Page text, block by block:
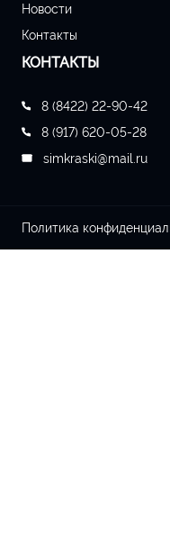
Новости
Контакты
КОНТАКТЫ
8 (8422) 22-90-42
8 (917) 620-05-28
simkraski@mail.ru
Политика